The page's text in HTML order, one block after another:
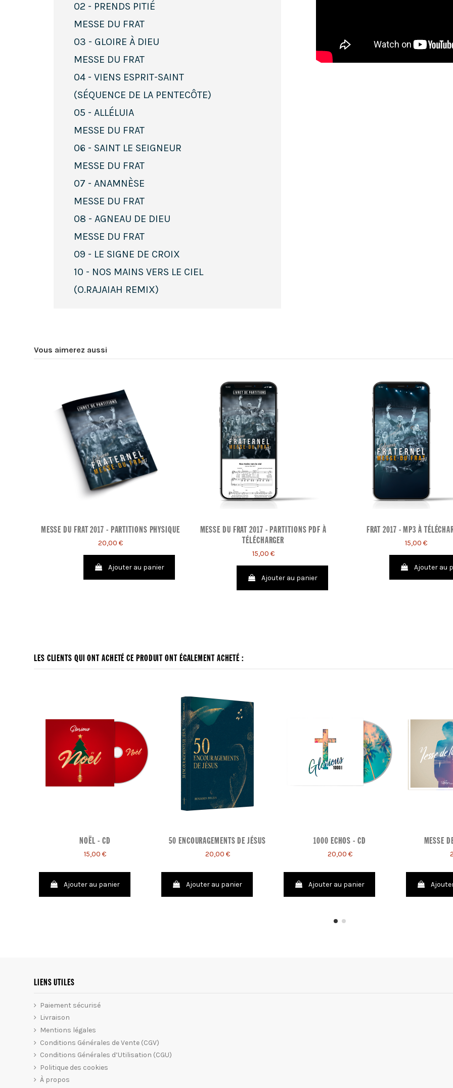
02 - PRENDS PITIÉ
MESSE DU FRAT
03 - GLOIRE À DIEU
MESSE DU FRAT
04 - VIENS ESPRIT-SAINT
(SÉQUENCE DE LA PENTECÔTE)
05 - ALLÉLUIA
MESSE DU FRAT
06 - SAINT LE SEIGNEUR
MESSE DU FRAT
07 - ANAMNÈSE
MESSE DU FRAT
08 - AGNEAU DE DIEU
MESSE DU FRAT
09 - LE SIGNE DE CROIX
10 - NOS MAINS VERS LE CIEL
(O.RAJAIAH REMIX)
Vous aimerez aussi
MESSE DU FRAT 2017 - PARTITIONS PHYSIQUE
20,00 €
Ajouter au panier
MESSE DU FRAT 2017 - PARTITIONS PDF À
TÉLÉCHARGER
15,00 €
Ajouter au panier
FRAT 2017 - MP3 À
15,00 €
Ajouter au
LES CLIENTS QUI ONT ACHETÉ CE PRODUIT ONT ÉGALEMENT ACHETÉ :
NOËL - CD
15,00 €
Ajouter au panier
50 ENCOURAGEMENTS DE JÉSUS
20,00 €
Ajouter au panier
1000 ECHOS - CD
20,00 €
Ajouter au panier
MESSE
LIENS UTILES
Paiement sécurisé
Livraison
Mentions légales
Conditions Générales de Vente (CGV)
Conditions Générales d’Utilisation (CGU)
Politique des cookies
À propos